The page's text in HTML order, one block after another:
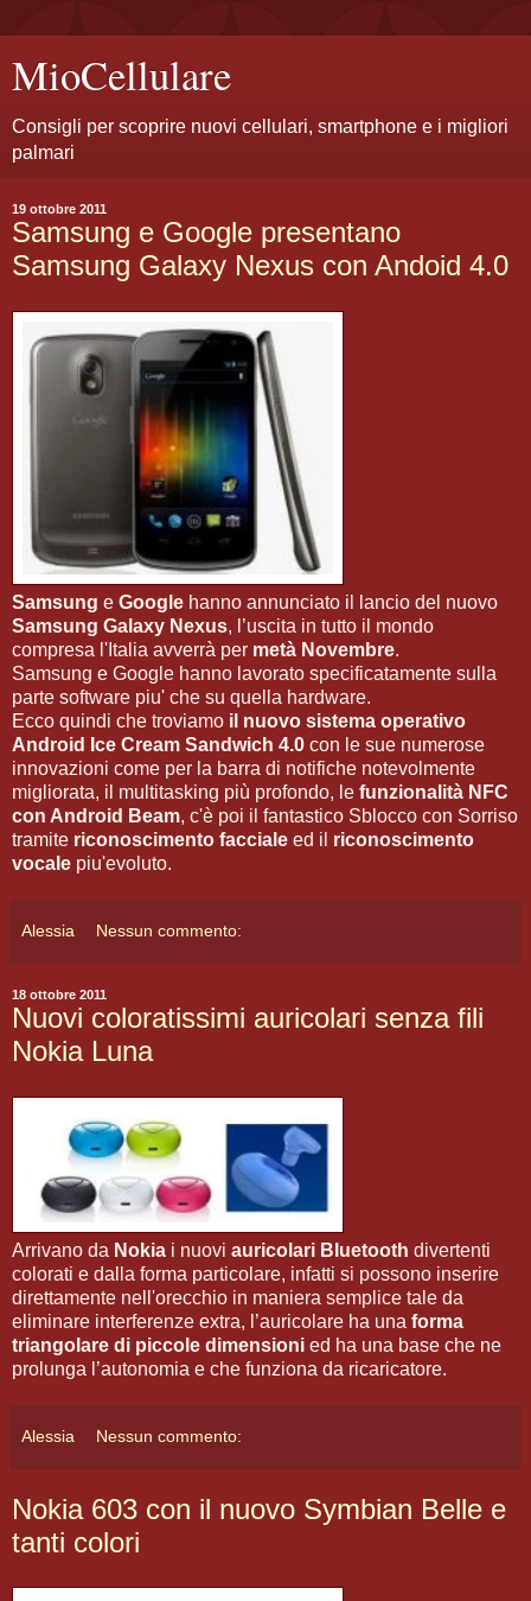
MioCellulare
Consigli per scoprire nuovi cellulari, smartphone e i migliori
palmari
19 ottobre 2011
Samsung e Google presentano
Samsung Galaxy Nexus con Andoid 4.0
Samsung e Google hanno annunciato il lancio del nuovo
Samsung Galaxy Nexus, l’uscita in tutto il mondo
compresa l'Italia avverrà per metà Novembre.
Samsung e Google hanno lavorato specificatamente sulla
parte software piu' che su quella hardware.
Ecco quindi che troviamo il nuovo sistema operativo
Android Ice Cream Sandwich 4.0 con le sue numerose
innovazioni come per la barra di notifiche notevolmente
migliorata, il multitasking più profondo, le funzionalità NFC
con Android Beam, c'è poi il fantastico Sblocco con Sorriso
tramite riconoscimento facciale ed il riconoscimento
vocale piu'evoluto.
Alessia Nessun commento:
18 ottobre 2011
Nuovi coloratissimi auricolari senza fili
Nokia Luna
Arrivano da Nokia i nuovi auricolari Bluetooth divertenti
colorati e dalla forma particolare, infatti si possono inserire
direttamente nell'orecchio in maniera semplice tale da
eliminare interferenze extra, l’auricolare ha una forma
triangolare di piccole dimensioni ed ha una base che ne
prolunga l’autonomia e che funziona da ricaricatore.
Alessia Nessun commento:
Nokia 603 con il nuovo Symbian Belle e
tanti colori